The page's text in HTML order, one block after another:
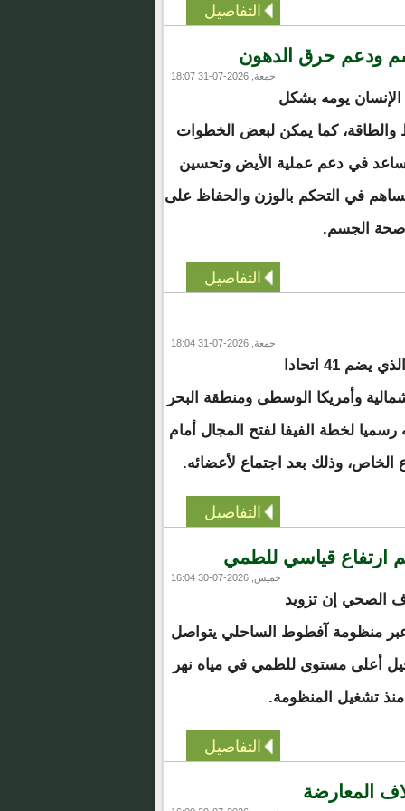
التفاصيل
ودعم حرق الدهون
جمعة, 2026-07-31 18:07
الإنسان يومه بشكل
كما يمكن لبعض الخطوات
في دعم عملية الأيض وتحسين
في التحكم بالوزن والحفاظ على
صحة الجسم.
التفاصيل
جمعة, 2026-07-31 18:04
أعلن اتحاد الكونكاكاف، الذي يضم 41 اتحادا
وأمريكا الوسطى ومنطقة البحر
لخطة الفيفا لفتح المجال أمام
الخاص، وذلك بعد اجتماع لأعضائه.
التفاصيل
ارتفاع قياسي للطمي
خميس, 2026-07-30 16:04
الصحي إن تزويد
عبر منظومة آفطوط الساحلي يتواصل
أعلى مستوى للطمي في مياه نهر
تشغيل المنظومة.
التفاصيل
المعارضة